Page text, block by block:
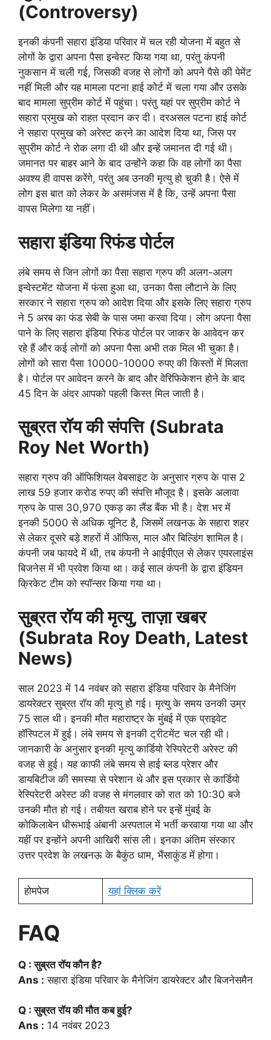
(Controversy)
इनकी कंपनी सहारा इंडिया परिवार में चल रही योजना में बहुत से
लोगों के द्वारा अपना पैसा इन्वेस्ट किया गया था, परंतु कंपनी
नुकसान में चली गई, जिसकी वजह से लोगों को अपने पैसे की पेमेंट
नहीं मिली और यह मामला पटना हाई कोर्ट में चला गया और उसके
बाद मामला सुप्रीम कोर्ट में पहुंचा। परंतु यहां पर सुप्रीम कोर्ट ने
सहारा प्रमुख को राहत प्रदान कर दी। दरअसल पटना हाई कोर्ट
ने सहारा प्रमुख को अरेस्ट करने का आदेश दिया था, जिस पर
सुप्रीम कोर्ट ने रोक लगा दी थी और इन्हें जमानत दी गई थी।
जमानत पर बाहर आने के बाद उन्होंने कहा कि वह लोगों का पैसा
अवश्य ही वापस करेंगे, परंतु अब उनकी मृत्यु हो चुकी है। ऐसे में
लोग इस बात को लेकर के असमंजस में है कि, उन्हें अपना पैसा
वापस मिलेगा या नहीं।
सहारा इंडिया रिफंड पोर्टल
लंबे समय से जिन लोगों का पैसा सहारा ग्रुप की अलग-अलग
इन्वेस्टमेंट योजना में फंसा हुआ था, उनका पैसा लौटाने के लिए
सरकार ने सहारा ग्रुप को आदेश दिया और इसके लिए सहारा ग्रुप
ने 5 अरब का फंड सेबी के पास जमा करवा दिया। लोग अपना पैसा
पाने के लिए सहारा इंडिया रिफंड पोर्टल पर जाकर के आवेदन कर
रहे हैं और कई लोगों को अपना पैसा अभी तक मिल भी चुका है।
लोगों को सारा पैसा 10000-10000 रुपए की किस्तों में मिलता
है। पोर्टल पर आवेदन करने के बाद और वेरिफिकेशन होने के बाद
45 दिन के अंदर आपको पहली किस्त मिल जाती है।
सुब्रत रॉय की संपत्ति (Subrata
Roy Net Worth)
सहारा ग्रुप की ऑफिशियल वेबसाइट के अनुसार ग्रुप के पास 2
लाख 59 हजार करोड रुपए की संपत्ति मौजूद है। इसके अलावा
ग्रुप के पास 30,970 एकड़ का लैंड बैंक भी है। देश भर में
इनकी 5000 से अधिक यूनिट है, जिसमें लखनऊ के सहारा शहर
से लेकर दूसरे बड़े शहरों में ऑफिस, माल और बिल्डिंग शामिल है।
कंपनी जब फायदे में थी, तब कंपनी ने आईपीएल से लेकर एयरलाइंस
बिजनेस में भी प्रवेश किया था। कई साल कंपनी के द्वारा इंडियन
क्रिकेट टीम को स्पॉन्सर किया गया था।
सुब्रत रॉय की मृत्यु, ताज़ा खबर
(Subrata Roy Death, Latest
News)
साल 2023 में 14 नवंबर को सहारा इंडिया परिवार के मैनेजिंग
डायरेक्टर सुब्रत रॉय की मृत्यु हो गई। मृत्यु के समय उनकी उम्र
75 साल थी। इनकी मौत महाराष्ट्र के मुंबई में एक प्राइवेट
हॉस्पिटल में हुई। लंबे समय से इनकी ट्रीटमेंट चल रही थी।
जानकारी के अनुसार इनकी मृत्यु कार्डियो रेस्पिरेटरी अरेस्ट की
वजह से हुई। यह काफी लंबे समय से हाई ब्लड प्रेशर और
डायबिटीज की समस्या से परेशान थे और इस प्रकार से कार्डियो
रेस्पिरेटरी अरेस्ट की वजह से मंगलवार को रात को 10:30 बजे
उनकी मौत हो गई। तबीयत खराब होने पर इन्हें मुंबई के
कोकिलाबेन धीरूभाई अंबानी अस्पताल में भर्ती करवाया गया था और
यहीं पर इन्होंने अपनी आखिरी सांस ली। इनका अंतिम संस्कार
उत्तर प्रदेश के लखनऊ के बैकुंठ धाम, भैंसाकुंड में होगा।
होमपेज यहां क्लिक करें
FAQ
Q : सुब्रत रॉय कौन है?
Ans : सहारा इंडिया परिवार के मैनेजिंग डायरेक्टर और बिजनेसमैन
Q : सुब्रत रॉय की मौत कब हुई?
Ans : 14 नवंबर 2023